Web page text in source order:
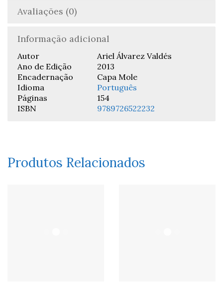
Avaliações (0)
Informação adicional
Autor
Ariel Álvarez Valdés
Ano de Edição
2013
Encadernação
Capa Mole
Idioma
Português
Páginas
154
ISBN
9789726522232
Produtos Relacionados